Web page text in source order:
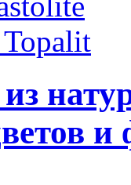
Topalit